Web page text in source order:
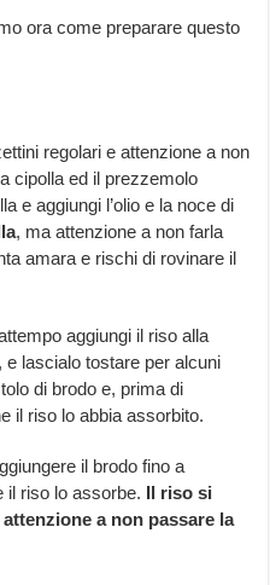
ora come preparare questo
regolari e attenzione a non
cipolla ed il prezzemolo
e aggiungi l’olio e la noce di
, ma attenzione a non farla
amara e rischi di rovinare il
aggiungi il riso alla
e lascialo tostare per alcuni
di brodo e, prima di
il riso lo abbia assorbito.
il brodo fino a
il riso lo assorbe. Il riso si
a non passare la